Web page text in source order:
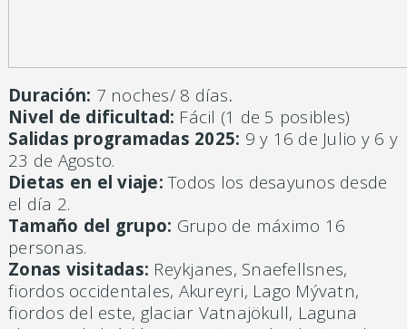
Duración: 7 noches/ 8 días.
Nivel de dificultad: Fácil (1 de 5 posibles)
Salidas programadas 2025: 9 y 16 de Julio y 6 y
23 de Agosto.
Dietas en el viaje: Todos los desayunos desde
el día 2.
Tamaño del grupo: Grupo de máximo 16
personas.
Zonas visitadas: Reykjanes, Snaefellsnes,
fiordos occidentales, Akureyri, Lago Mývatn,
fiordos del este, glaciar Vatnajökull, Laguna